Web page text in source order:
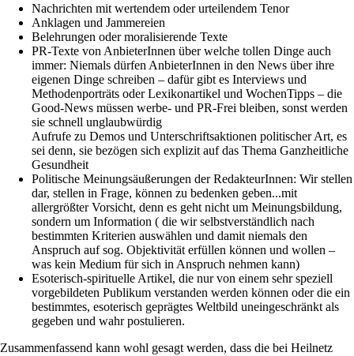
Nachrichten mit wertendem oder urteilendem Tenor
Anklagen und Jammereien
Belehrungen oder moralisierende Texte
PR-Texte von AnbieterInnen über welche tollen Dinge auch
immer: Niemals dürfen AnbieterInnen in den News über ihre
eigenen Dinge schreiben – dafür gibt es Interviews und
Methodenporträts oder Lexikonartikel und WochenTipps – die
Good-News müssen werbe- und PR-Frei bleiben, sonst werden
sie schnell unglaubwürdig
Aufrufe zu Demos und Unterschriftsaktionen politischer Art, es
sei denn, sie bezögen sich explizit auf das Thema Ganzheitliche
Gesundheit
Politische Meinungsäußerungen der RedakteurInnen: Wir stellen
dar, stellen in Frage, können zu bedenken geben...mit
allergrößter Vorsicht, denn es geht nicht um Meinungsbildung,
sondern um Information ( die wir selbstverständlich nach
bestimmten Kriterien auswählen und damit niemals den
Anspruch auf sog. Objektivität erfüllen können und wollen –
was kein Medium für sich in Anspruch nehmen kann)
Esoterisch-spirituelle Artikel, die nur von einem sehr speziell
vorgebildeten Publikum verstanden werden können oder die ein
bestimmtes, esoterisch geprägtes Weltbild uneingeschränkt als
gegeben und wahr postulieren.
Zusammenfassend kann wohl gesagt werden, dass die bei Heilnetz